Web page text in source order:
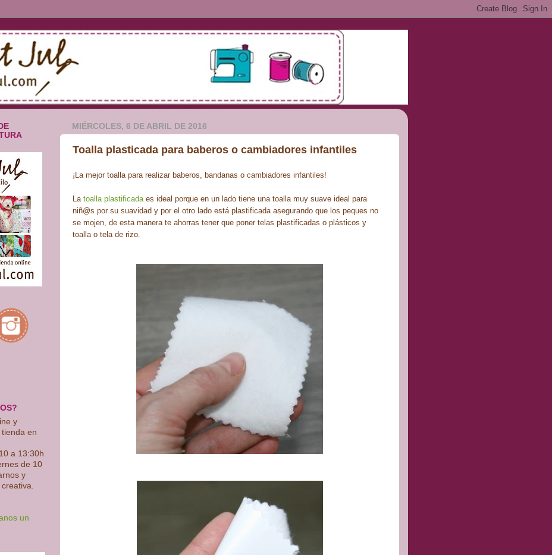
MIÉRCOLES, 6 DE ABRIL DE 2016
Toalla plasticada para baberos o cambiadores infantiles
¡La mejor toalla para realizar baberos, bandanas o cambiadores infantiles!
La toalla plastificada es ideal porque en un lado tiene una toalla muy suave ideal para
niñ@s por su suavidad y por el otro lado está plastificada asegurando que los peques no
se mojen, de esta manera te ahorras tener que poner telas plastificadas o plásticos y
toalla o tela de rizo.
y
en
a 13:30h
de 10
y
un